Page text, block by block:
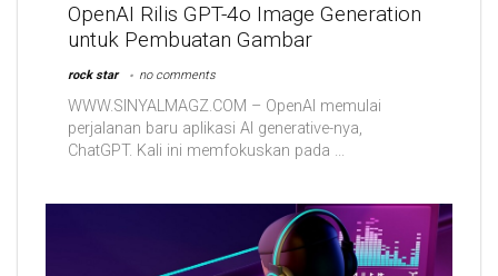
OpenAI Rilis GPT-4o Image Generation
untuk Pembuatan Gambar
rock star no comments
WWW.SINYALMAGZ.COM – OpenAI memulai
perjalanan baru aplikasi AI generative-nya,
ChatGPT. Kali ini memfokuskan pada ...